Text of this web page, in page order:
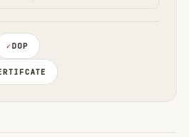
DOP